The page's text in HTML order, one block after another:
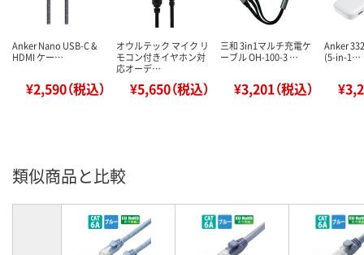
Anker Nano USB-C &
HDMI ケー…
¥2,590（税込）
オウルテック マイク リ
モコン付きイヤホン対
応オーデ…
¥5,650（税込）
三和 3in1マルチ充電ケ
ーブル OH-100-3 …
¥3,201（税込）
Anker
(5-in-1…
類似商品と比較